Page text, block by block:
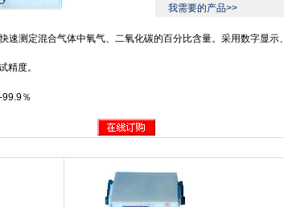
我需要的产品>>
速测定混合气体中氧气、二氧化碳的百分比含量。采用数字显示
精度。
99.9％